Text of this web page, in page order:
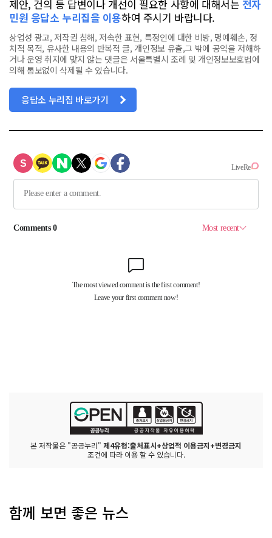
제안, 건의 등 답변이나 개선이 필요한 사항에 대해서는 전자
민원 응답소 누리집을 이용하여 주시기 바랍니다.
상업성 광고, 저작권 침해, 저속한 표현, 특정인에 대한 비방, 명예훼손, 정
치적 목적, 유사한 내용의 반복적 글, 개인정보 유출,그 밖에 공익을 저해하
거나 운영 취지에 맞지 않는 댓글은 서울특별시 조례 및 개인정보보호법에
의해 통보없이 삭제될 수 있습니다.
응답소 누리집 바로가기
본 저작물은 "공공누리" 제4유형:출처표시+상업적 이용금지+변경금지
조건에 따라 이용 할 수 있습니다.
함께 보면 좋은 뉴스